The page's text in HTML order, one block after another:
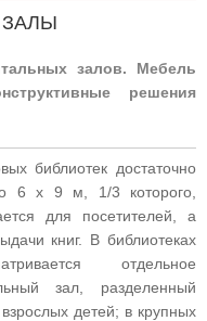
залов. Мебель
решения
библиотек достаточно
6 х 9 м, 1/3 которого,
для посетителей, а
книг. В библиотеках
отдельное
зал, разделенный
детей; в крупных